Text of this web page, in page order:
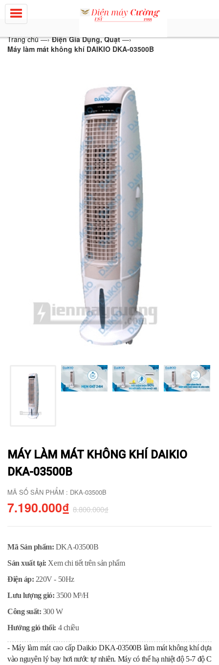
Trang chủ—› Điện Gia Dụng, Quạt—›
Máy làm mát không khí DAIKIO DKA-03500B
MÁY LÀM MÁT KHÔNG KHÍ DAIKIO
DKA-03500B
MÃ SỐ SẢN PHẨM : DKA-03500B
7.190.000₫ 8.800.000₫
Mã Sản phẩm: DKA-03500B
Sản xuất tại: Xem chi tiết trên sản phẩm
Điện áp: 220V - 50Hz
Lưu lượng gió: 3500 M³/H
Công suất: 300 W
Hướng gió thổi: 4 chiều
- Máy làm mát cao cấp Daikio DKA-03500B làm mát không khí dựa
vào nguyên lý bay hơi nước tự nhiên. Máy có thể hạ nhiệt độ 5-7 độ C